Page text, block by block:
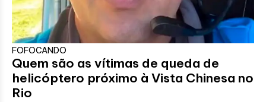
FOFOCANDO
Quem são as vítimas de queda de
helicóptero próximo à Vista Chinesa no
Rio